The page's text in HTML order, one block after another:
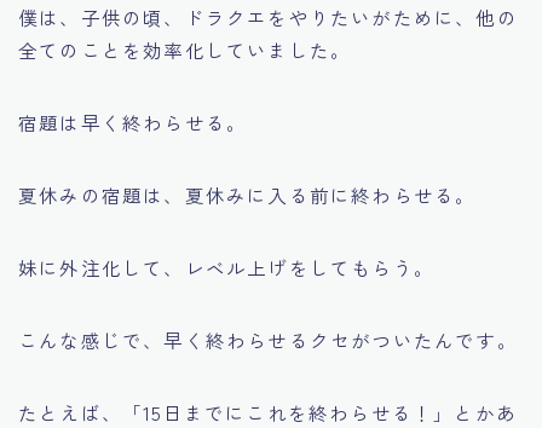
僕は、子供の頃、ドラクエをやりたいがために、他の
全てのことを効率化していました。
宿題は早く終わらせる。
夏休みの宿題は、夏休みに入る前に終わらせる。
妹に外注化して、レベル上げをしてもらう。
こんな感じで、早く終わらせるクセがついたんです。
たとえば、「15日までにこれを終わらせる！」とかあ